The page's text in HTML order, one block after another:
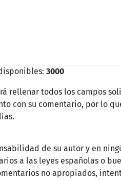
3000
rellenar todos los campos
con su comentario, por lo
de su autor y en
a las leyes españolas o
no apropiados,